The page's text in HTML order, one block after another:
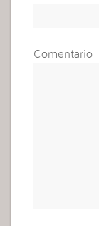
Comentario